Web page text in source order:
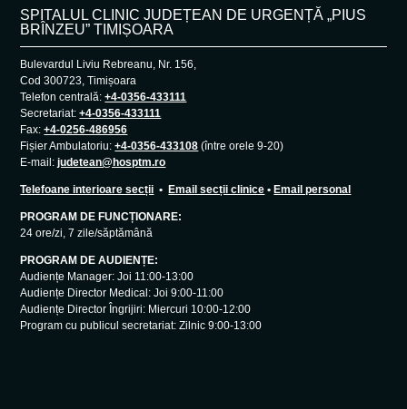
SPITALUL CLINIC JUDEȚEAN DE URGENȚĂ „PIUS
BRÎNZEU” TIMIȘOARA
Bulevardul Liviu Rebreanu, Nr. 156,
Cod 300723, Timișoara
Telefon centrală:+4-0356-433111
Secretariat:+4-0356-433111
Fax:+4-0256-486956
Fișier Ambulatoriu:+4-0356-433108 (între orele 9-20)
E-mail:judetean@hosptm.ro
Telefoane interioare secții • Email secții clinice • Email personal
PROGRAM DE FUNCȚIONARE:
24 ore/zi, 7 zile/săptămână
PROGRAM DE AUDIENȚE:
Audiențe Manager: Joi 11:00-13:00
Audiențe Director Medical: Joi 9:00-11:00
Audiențe Director Îngrijiri: Miercuri 10:00-12:00
Program cu publicul secretariat: Zilnic 9:00-13:00